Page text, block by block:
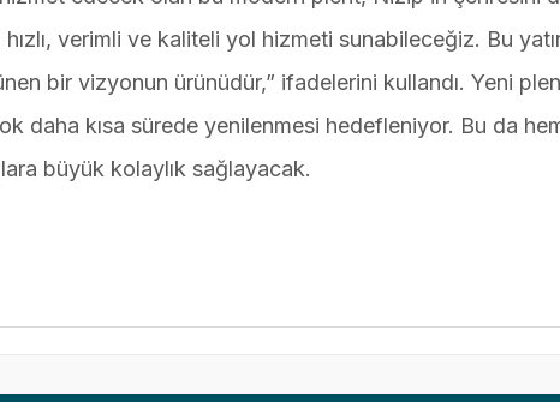
verimli ve kaliteli yol hizmeti sunabileceğiz. Bu
bir vizyonun ürünüdür,” ifadelerini kullandı. Yeni
daha kısa sürede yenilenmesi hedefleniyor. Bu da hem
büyük kolaylık sağlayacak.